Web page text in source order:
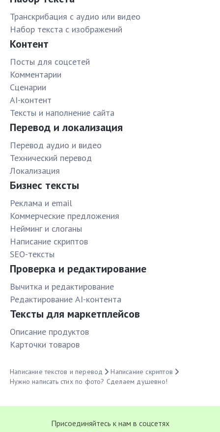
Транскрибация с аудио или видео
Набор текста с изображений
Контент
Посты для соцсетей
Комментарии
Сценарии
AI-контент
Тексты и наполнение сайта
Перевод и локализация
Перевод аудио и видео
Технический перевод
Локализация
Бизнес тексты
Реклама и email
Коммерческие предложения
Нейминг и слоганы
Написание скриптов
SEO-тексты
Проверка и редактирование
Вычитка и редактирование
Редактирование AI-контента
Тексты для маркетплейсов
Описание продуктов
Карточки товаров
Написание текстов и перевод
Написание скриптов
Нужно написать стих по фото? Сделаем душевно!
Присоединяйтесь к нам в соцсетях